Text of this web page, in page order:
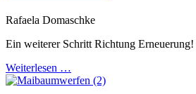
Rafaela Domaschke
Ein weiterer Schritt Richtung Erneuerung!
Weiterlesen …